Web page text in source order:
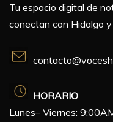
Tu espacio digital de
conectan con Hidalgo y
HORARIO
Lunes– Viernes: